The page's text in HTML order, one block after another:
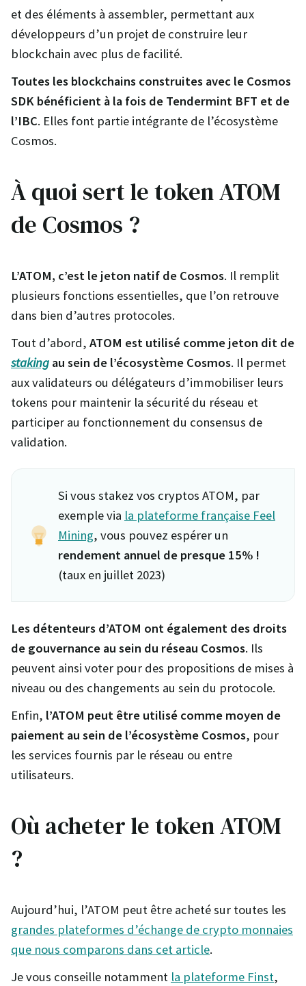
et des éléments à assembler, permettant aux
développeurs d’un projet de construire leur
blockchain avec plus de facilité.
Toutes les blockchains construites avec le Cosmos
SDK bénéficient à la fois de Tendermint BFT et de
l’IBC. Elles font partie intégrante de l’écosystème
Cosmos.
À quoi sert le token ATOM
de Cosmos ?
L’ATOM, c’est le jeton natif de Cosmos. Il remplit
plusieurs fonctions essentielles, que l’on retrouve
dans bien d’autres protocoles.
Tout d’abord, ATOM est utilisé comme jeton dit de
staking au sein de l’écosystème Cosmos. Il permet
aux validateurs ou délégateurs d’immobiliser leurs
tokens pour maintenir la sécurité du réseau et
participer au fonctionnement du consensus de
validation.
Si vous stakez vos cryptos ATOM, par
exemple via la plateforme française Feel
Mining, vous pouvez espérer un
rendement annuel de presque 15% !
(taux en juillet 2023)
Les détenteurs d’ATOM ont également des droits
de gouvernance au sein du réseau Cosmos. Ils
peuvent ainsi voter pour des propositions de mises à
niveau ou des changements au sein du protocole.
Enfin, l’ATOM peut être utilisé comme moyen de
paiement au sein de l’écosystème Cosmos, pour
les services fournis par le réseau ou entre
utilisateurs.
Où acheter le token ATOM
?
Aujourd’hui, l’ATOM peut être acheté sur toutes les
grandes plateformes d’échange de crypto monnaies
que nous comparons dans cet article.
Je vous conseille notamment la plateforme Finst,